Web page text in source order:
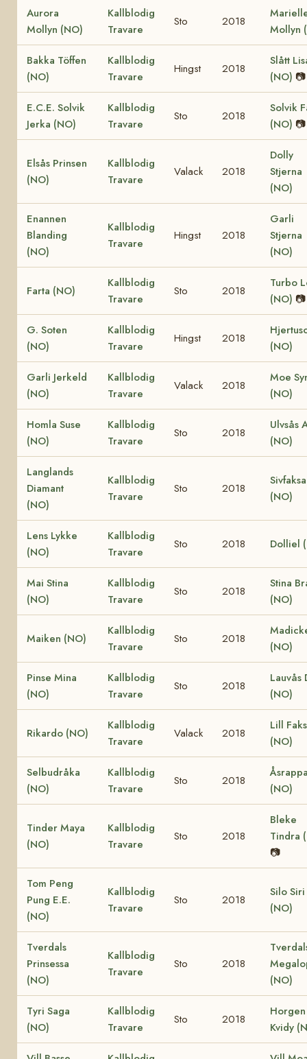
Aurora
Mollyn (NO)
Kallblodig
Travare
Sto 2018
Mollyn
Bakka Töffen
(NO)
Kallblodig
Travare
Hingst 2018
Slått
(NO) 📷
E.C.E. Solvik
Jerka (NO)
Kallblodig
Travare
Sto 2018
Solvik
(NO) 📷
Elsås Prinsen
(NO)
Kallblodig
Travare
Valack 2018
Dolly
Stjerna
(NO)
Enannen
Blanding
(NO)
Kallblodig
Travare
Hingst 2018
Garli
Stjerna
(NO)
Farta (NO)
Kallblodig
Travare
Sto 2018
Turbo
(NO) 📷
G. Soten
(NO)
Kallblodig
Travare
Hingst 2018
(NO)
Garli Jerkeld
(NO)
Kallblodig
Travare
Valack 2018
Moe
(NO)
Homla Suse
(NO)
Kallblodig
Travare
Sto 2018
Ulvsås
(NO)
Langlands
Diamant
(NO)
Kallblodig
Travare
Sto 2018
Sivfaksa
(NO)
Lens Lykke
(NO)
Kallblodig
Travare
Sto 2018 Dolliel
Mai Stina
(NO)
Kallblodig
Travare
Sto 2018
Stina
(NO)
Maiken (NO)
Kallblodig
Travare
Sto 2018
(NO)
Pinse Mina
(NO)
Kallblodig
Travare
Sto 2018
Lauvås
(NO)
Rikardo (NO)
Kallblodig
Travare
Valack 2018
Lill
(NO)
Selbudråka
(NO)
Kallblodig
Travare
Sto 2018
(NO)
Tinder Maya
(NO)
Kallblodig
Travare
Sto 2018
Bleke
Tindra
📷
Tom Peng
Pung E.E.
(NO)
Kallblodig
Travare
Sto 2018
Silo Siri
(NO)
Tverdals
Prinsessa
(NO)
Kallblodig
Travare
Sto 2018
(NO)
Tyri Saga
(NO)
Kallblodig
Travare
Sto 2018
Horgen
Kvidy